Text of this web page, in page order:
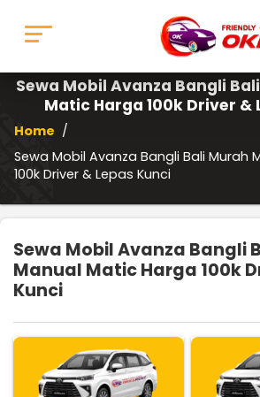
Sewa Mobil Avanza Bangli
Matic Harga 100k Driver &
Home /
Sewa Mobil Avanza Bangli Bali Murah
100k Driver & Lepas Kunci
Sewa Mobil Avanza Bangli
Manual Matic Harga 100k
Kunci